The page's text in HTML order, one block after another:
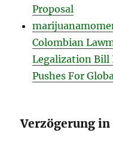
Proposal
Colombian
Legalization Bill
Pushes For
Verzögerung